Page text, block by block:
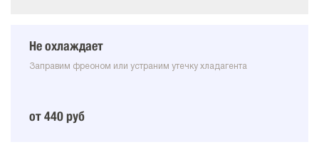
Не охлаждает
Заправим фреоном или устраним утечку хладагента
от 440 руб